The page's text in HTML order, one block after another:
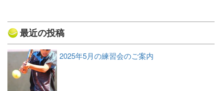
最近の投稿
2025年5月の練習会のご案内